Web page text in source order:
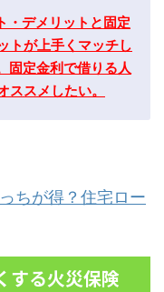
・デメリットと固定
トが上手くマッチし
定金利で借りる人
ススメしたい。
ちが得？住宅ロー
する火災保険